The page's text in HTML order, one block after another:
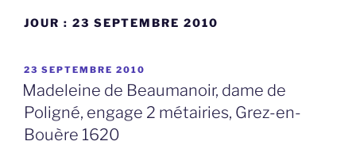
JOUR : 23 SEPTEMBRE 2010
PUBLIÉ
LE
23 SEPTEMBRE 2010
Madeleine de Beaumanoir, dame de
Poligné, engage 2 métairies, Grez-en-
Bouère 1620